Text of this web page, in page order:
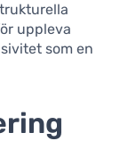
uppleva
som en